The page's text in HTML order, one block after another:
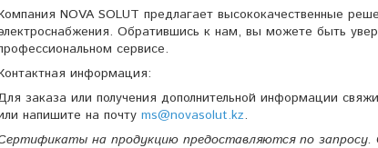
NOVA SOLUT предлагает высококачественные
Обратившись к нам, вы можете быть
сервисе.
информация:
заказа или получения дополнительной информации
напишите на почту ms@novasolut.kz.
на продукцию предоставляются по